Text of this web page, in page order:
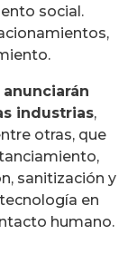
social.
industrias,
otras, que
sanitización y
en
humano.